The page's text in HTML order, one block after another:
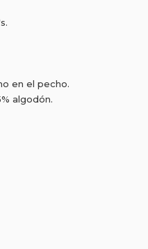
en el pecho.
algodón.